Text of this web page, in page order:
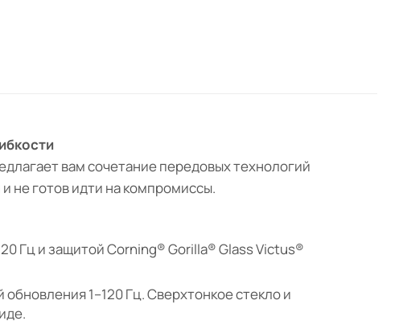
вам сочетание передовых технологий
не готов идти на компромиссы.
Гц и защитой Corning® Gorilla® Glass Victus®
1–120 Гц. Сверхтонкое стекло и